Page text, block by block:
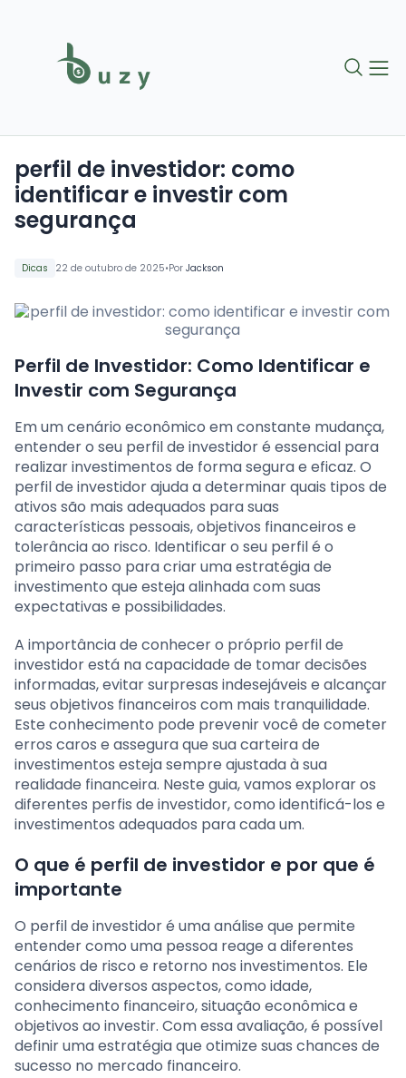
Dicas 22 de outubro de 2025•Por Jackson
perfil de investidor: como
identificar e investir com
segurança
Perfil de Investidor: Como Identificar e
Investir com Segurança
Em um cenário econômico em constante mudança,
entender o seu perfil de investidor é essencial para
realizar investimentos de forma segura e eficaz. O
perfil de investidor ajuda a determinar quais tipos de
ativos são mais adequados para suas
características pessoais, objetivos financeiros e
tolerância ao risco. Identificar o seu perfil é o
primeiro passo para criar uma estratégia de
investimento que esteja alinhada com suas
expectativas e possibilidades.
A importância de conhecer o próprio perfil de
investidor está na capacidade de tomar decisões
informadas, evitar surpresas indesejáveis e alcançar
seus objetivos financeiros com mais tranquilidade.
Este conhecimento pode prevenir você de cometer
erros caros e assegura que sua carteira de
investimentos esteja sempre ajustada à sua
realidade financeira. Neste guia, vamos explorar os
diferentes perfis de investidor, como identificá-los e
investimentos adequados para cada um.
O que é perfil de investidor e por que é
importante
O perfil de investidor é uma análise que permite
entender como uma pessoa reage a diferentes
cenários de risco e retorno nos investimentos. Ele
considera diversos aspectos, como idade,
conhecimento financeiro, situação econômica e
objetivos ao investir. Com essa avaliação, é possível
definir uma estratégia que otimize suas chances de
sucesso no mercado financeiro.